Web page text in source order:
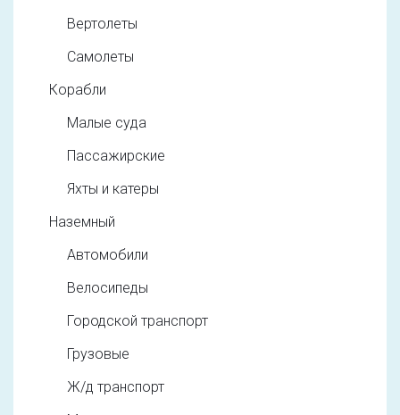
Вертолеты
Самолеты
Корабли
Малые суда
Пассажирские
Яхты и катеры
Наземный
Автомобили
Велосипеды
Городской транспорт
Грузовые
Ж/д транспорт